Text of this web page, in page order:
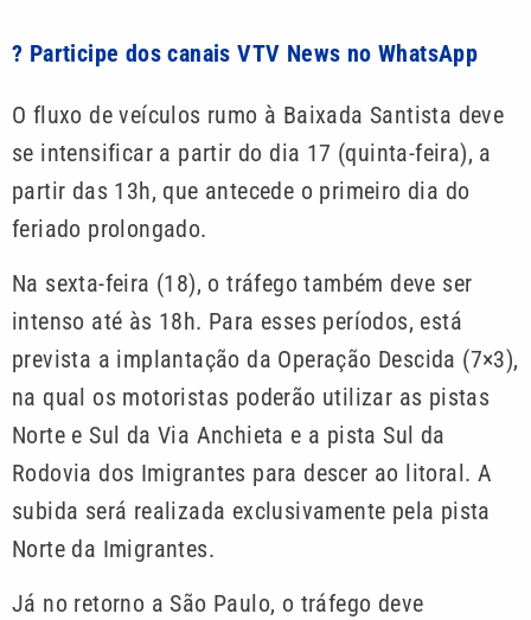
? Participe dos canais VTV News no WhatsApp
O fluxo de veículos rumo à Baixada Santista deve
se intensificar a partir do dia 17 (quinta-feira), a
partir das 13h, que antecede o primeiro dia do
feriado prolongado.
Na sexta-feira (18), o tráfego também deve ser
intenso até às 18h. Para esses períodos, está
prevista a implantação da Operação Descida (7×3),
na qual os motoristas poderão utilizar as pistas
Norte e Sul da Via Anchieta e a pista Sul da
Rodovia dos Imigrantes para descer ao litoral. A
subida será realizada exclusivamente pela pista
Norte da Imigrantes.
Já no retorno a São Paulo, o tráfego deve